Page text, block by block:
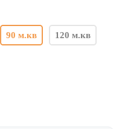
90 м.кв 120 м.кв